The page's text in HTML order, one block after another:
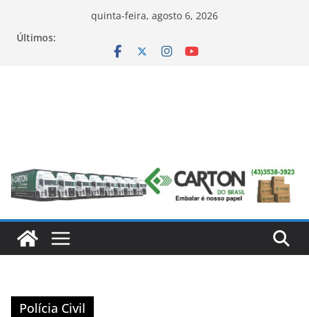
quinta-feira, agosto 6, 2026
Últimos:
Polícia Civil